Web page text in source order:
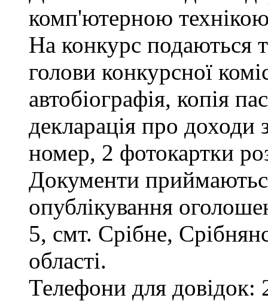
комп'ютерною
На конкурс подаються
голови конкурсної
автобіографія, копія
декларація про доходи
номер, 2 фотокартки
Документи
опублікування
5, смт. Срібне,
області.
Телефони для